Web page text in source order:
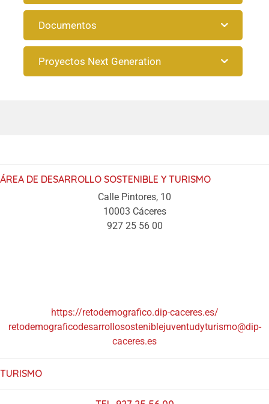
Documentos
Proyectos Next Generation
ÁREA DE DESARROLLO SOSTENIBLE Y TURISMO
Calle Pintores, 10
10003 Cáceres
927 25 56 00
https://retodemografico.dip-caceres.es/
retodemograficodesarrollososteniblejuventudyturismo@dip-
caceres.es
TURISMO